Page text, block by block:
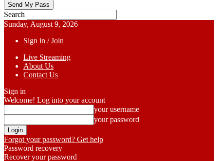
Search
Sunday, August 9, 2026
Sign in / Join
Live Streaming
About Us
Contact Us
Sign in
Welcome! Log into your account
your username
your password
Forgot your password? Get help
Password recovery
Recover your password